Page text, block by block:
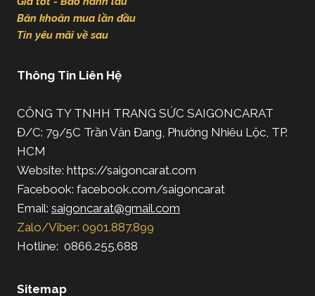
Băn khoăn mua lần đầu
Tin yêu mãi về sau
Thông Tin Liên Hệ
CÔNG TY TNHH TRANG SỨC SAIGONCARAT
Đ/C: 79/5C Trần Văn Đang, Phường Nhiêu Lộc, TP.
HCM
Website: https://saigoncarat.com
Facebook: facebook.com/saigoncarat
Email: saigoncarat@gmail.com
Zalo/Viber: 0901.887.899
Hotline: 0866.255.688
Sitemap